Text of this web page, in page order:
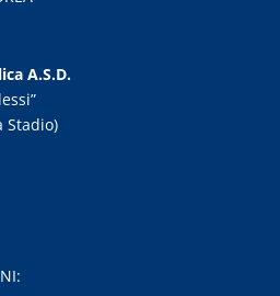
A.S.D.
Stadio)